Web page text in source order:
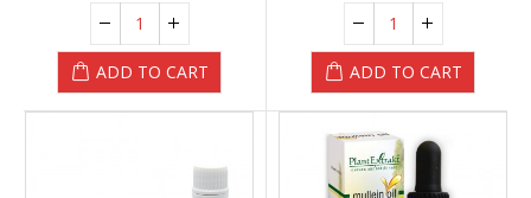
ADD TO CART ADD TO CART